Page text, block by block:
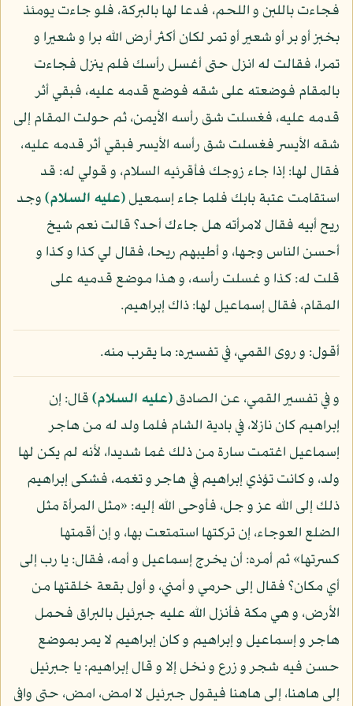
فجاءت باللبن و اللحم، فدعا لها بالبركة، فلو جاءت يومئذ
بخبز أو بر أو شعير أو تمر لكان أكثر أرض الله برا و شعيرا و
تمرا، فقالت له انزل حتى أغسل رأسك فلم ينزل فجاءت
بالمقام فوضعته على شقه فوضع قدمه عليه، فبقي أثر
قدمه عليه، فغسلت شق رأسه الأيمن، ثم حولت المقام إلى
شقه الأيسر فغسلت شق رأسه الأيسر فبقي أثر قدمه عليه،
فقال لها: إذا جاء زوجك فأقرئيه السلام، و قولي له: قد
استقامت عتبة بابك فلما جاء إسمعيل(عليه السلام)وجد
ريح أبيه فقال لامرأته هل جاءك أحد؟ قالت نعم شيخ
أحسن الناس وجها، و أطيبهم ريحا، فقال لي كذا و كذا و
قلت له: كذا و غسلت رأسه، و هذا موضع قدميه على
المقام، فقال إسماعيل لها: ذاك إبراهيم.
أقول: و روى القمي، في تفسيره: ما يقرب منه.
و في تفسير القمي، عن الصادق(عليه السلام)قال: إن
إبراهيم كان نازلا، في بادية الشام فلما ولد له من هاجر
إسماعيل اغتمت سارة من ذلك غما شديدا، لأنه لم يكن لها
ولد، و كانت تؤذي إبراهيم في هاجر و تغمه، فشكى إبراهيم
ذلك إلى الله عز و جل، فأوحى الله إليه: «مثل المرأة مثل
الضلع العوجاء، إن تركتها استمتعت بها، و إن أقمتها
كسرتها» ثم أمره: أن يخرج إسماعيل و أمه، فقال: يا رب إلى
أي مكان؟ فقال إلى حرمي و أمني، و أول بقعة خلقتها من
الأرض، و هي مكة فأنزل الله عليه جبرئيل بالبراق فحمل
هاجر و إسماعيل و إبراهيم و كان إبراهيم لا يمر بموضع
حسن فيه شجر و زرع و نخل إلا و قال إبراهيم: يا جبرئيل
إلى هاهنا، إلى هاهنا فيقول جبرئيل لا امض، امض، حتى وافى